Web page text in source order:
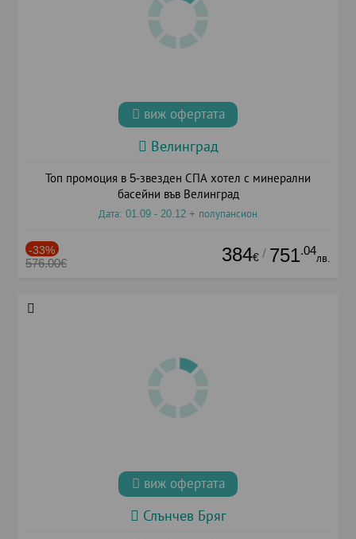
виж офертата
Велинград
Топ промоция в 5-звезден СПА хотел с минерални
басейни във Велинград
Дата: 01.09 - 20.12 + полупансион
-33%
576.00€ 384€ / 751.04
лв.
виж офертата
Слънчев Бряг